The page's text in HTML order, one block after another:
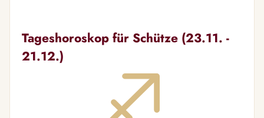
Tageshoroskop für Schütze (23.11. -
21.12.)